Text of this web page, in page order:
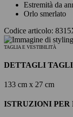
Estremità da
Orlo smerlato
Codice articolo:
TAGLIA E VESTIBILITÀ
DETTAGLI
133 cm x 27 cm
ISTRUZIONI